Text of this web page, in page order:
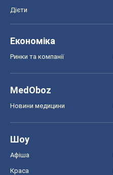
Дієти
Економіка
Ринки та компанії
MedOboz
Новини медицини
Шоу
Афіша
Краса